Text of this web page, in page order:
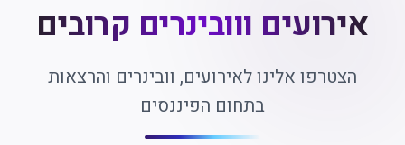
אירועים ווובינרים קרובים
הצטרפו אלינו לאירועים, וובינרים והרצאות
בתחום הפיננסים